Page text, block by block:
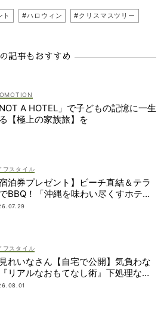
ト #ハロウィン #クリスマスツリー
記事もおすすめ
NOT A HOTEL」で子どもの記憶に一生
【極上の家族旅】を
フスタイル
宿泊券プレゼント】ビーチ直結＆テラ
BBQ！「沖縄を味わい尽くすホテ
2段ベッドやコネクティングルームも
フスタイル
れいなさん【自宅で公開】気負わな
リアルなおもてなし術』下処理なし
ピや愛用品も